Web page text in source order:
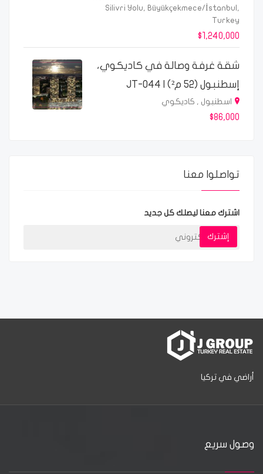
Silivri Yolu, Büyükçekmece/İstanbul,
Turkey
$1,240,000
شقة غرفة وصالة في كاديكوي،
إسطنبول (52 م²) | JT-044
اسطنبول , كاديكوي
$86,000
تواصلوا معنا
اشترك معنا ليصلك كل جديد
إشترك
أراضي في تركيا
وصول سريع